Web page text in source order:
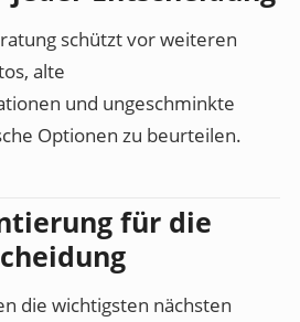
schützt vor weiteren
alte
und ungeschminkte
Optionen zu beurteilen.
für die
die wichtigsten nächsten